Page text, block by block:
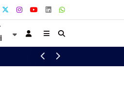
Erzurum Yakutiye 488 Konut